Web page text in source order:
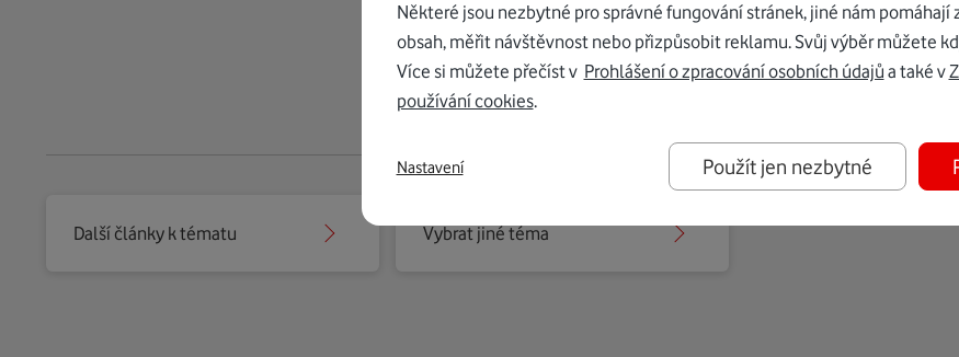
Další články k tématu Vybrat jiné téma
Některé jsou nezbytné pro správné fungování stránek, jiné nám pomáhají
obsah, měřit návštěvnost nebo přizpůsobit reklamu. Svůj výběr můžete
Více si můžete přečíst v Prohlášení o zpracování osobních údajů a také v
používání cookies.
Použít jen nezbytné
Nastavení